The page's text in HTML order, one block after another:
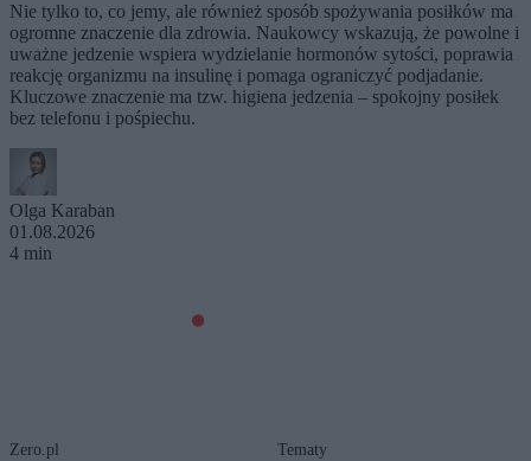
Nie tylko to, co jemy, ale również sposób spożywania posiłków ma
ogromne znaczenie dla zdrowia. Naukowcy wskazują, że powolne i
uważne jedzenie wspiera wydzielanie hormonów sytości, poprawia
reakcję organizmu na insulinę i pomaga ograniczyć podjadanie.
Kluczowe znaczenie ma tzw. higiena jedzenia – spokojny posiłek
bez telefonu i pośpiechu.
Olga Karaban
01.08.2026
4 min
Zero.pl Tematy